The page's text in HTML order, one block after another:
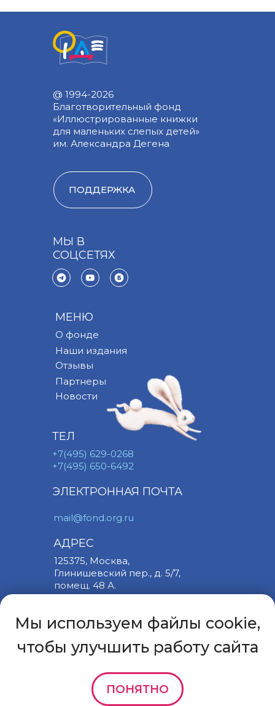
@ 1994-2026
Благотворительный фонд
«Иллюстрированные книжки
для маленьких слепых детей»
им. Александра Дегена
Политика
конфиденциальности
Оферта о благотворительном
пожертвовании
МЕНЮ
О фонде
Наши издания
Отзывы
Партнеры
Новости
ТЕЛ
+7(495) 629-0268
+7(495) 650-6492
ЭЛЕКТРОННАЯ ПОЧТА
АДРЕС
mail@fond.org.ru
125375, Москва,
Глинишевский пер., д. 5/7,
помещ. 48 А.
МЫ В
СОЦСЕТЯХ
ПОДДЕРЖКА